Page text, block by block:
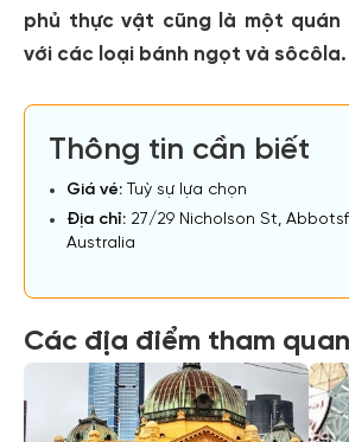
phủ thực vật cũng là một quán
với các loại bánh ngọt và sôcôla.
Thông tin cần biết
Giá vé: Tuỳ sự lựa chọn
Địa chỉ: 27/29 Nicholson St,
Australia
Các địa điểm tham